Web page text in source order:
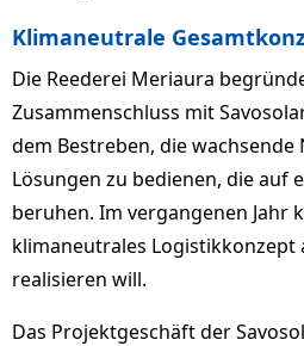
Klimaneutrale
Die Reederei Meriaura
Zusammenschluss mit
dem Bestreben, die wachsende
Lösungen zu bedienen, die auf
beruhen. Im vergangenen Jahr
klimaneutrales Logistikkonzept
realisieren will.
Das Projektgeschäft der